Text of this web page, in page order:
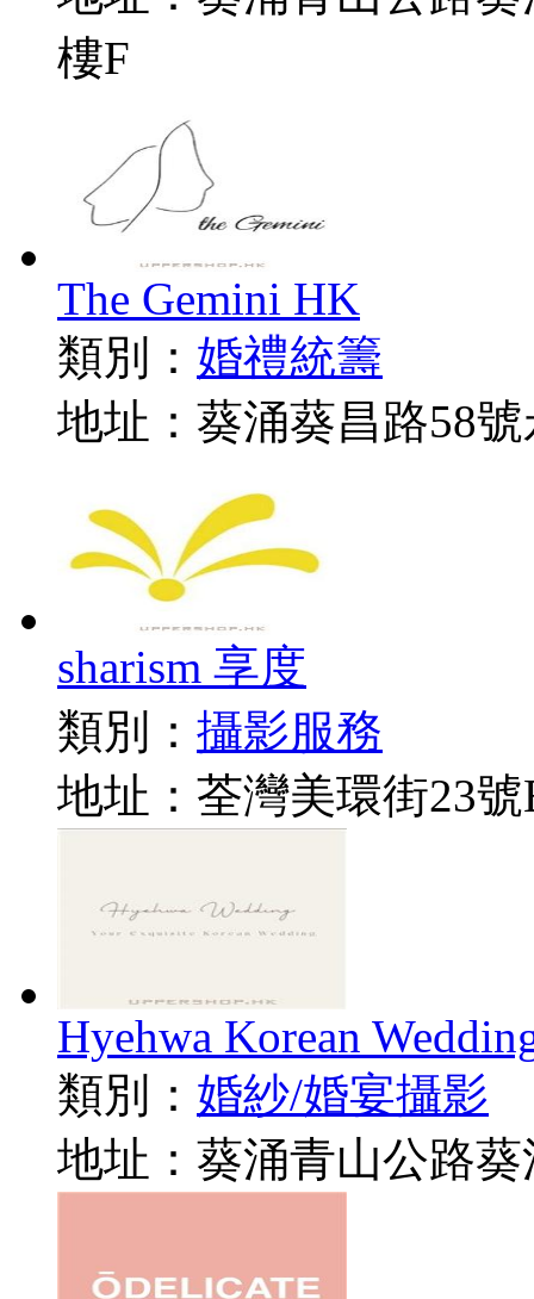
樓F
The Gemini HK
類別： 婚禮統籌
地址：葵涌葵昌路58
sharism 享度
類別： 攝影服務
地址：荃灣美環街23
Hyehwa Korean
類別： 婚紗/婚宴攝影
地址：葵涌青山公路